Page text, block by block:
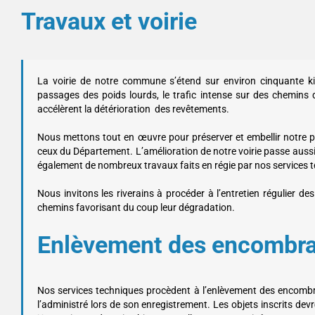
Travaux et voirie
La voirie de notre commune s’étend sur environ cinquante
passages des poids lourds, le trafic intense sur des
accélèrent la détérioration des revêtements.
Nous mettons tout en œuvre pour préserver et embellir notre
ceux du Département. L’amélioration de notre voirie passe
également de nombreux travaux faits en régie par nos services
Nous invitons les riverains à procéder à l’entretien régulier
chemins favorisant du coup leur dégradation.
Enlèvement des
Nos services techniques procèdent à l’enlèvement des
l’administré lors de son enregistrement. Les objets inscrits